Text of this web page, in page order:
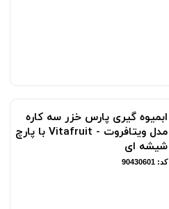
ابمیوه گیری پارس خزر سه کاره
مدل ویتافروت - Vitafruit با پارچ
شیشه ای
کد: 90430601